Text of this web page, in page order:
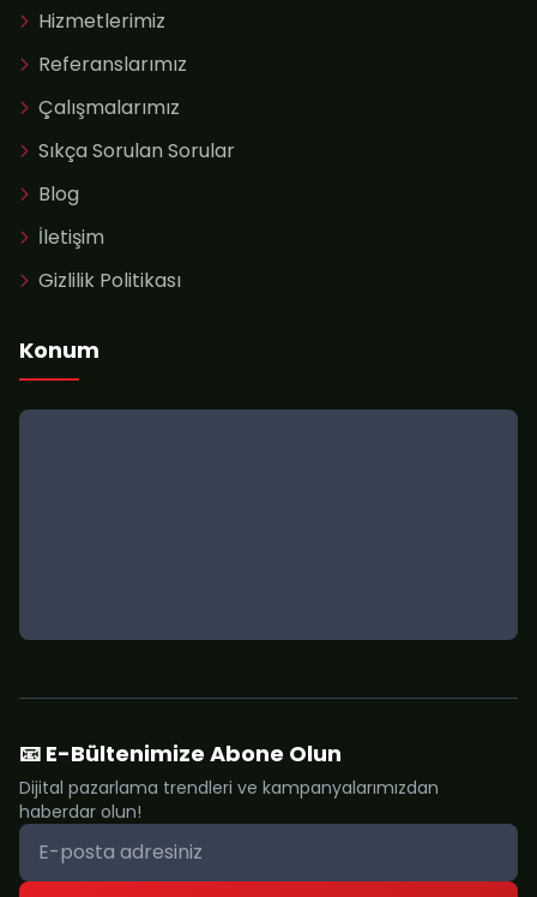
Hizmetlerimiz
Referanslarımız
Çalışmalarımız
Sıkça Sorulan Sorular
Blog
İletişim
Gizlilik Politikası
Konum
📧 E-Bültenimize Abone Olun
Dijital pazarlama trendleri ve kampanyalarımızdan
haberdar olun!